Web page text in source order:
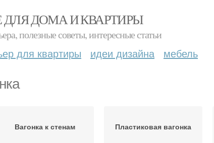
ДЛЯ ДОМА И КВАРТИРЫ
полезные советы, интересные статьи
для квартиры идеи дизайна мебель
Вагонка к стенам Пластиковая вагонка